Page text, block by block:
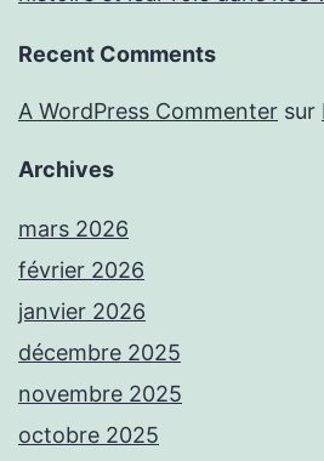
Recent Comments
A WordPress Commenter sur
Archives
mars 2026
février 2026
janvier 2026
décembre 2025
novembre 2025
octobre 2025